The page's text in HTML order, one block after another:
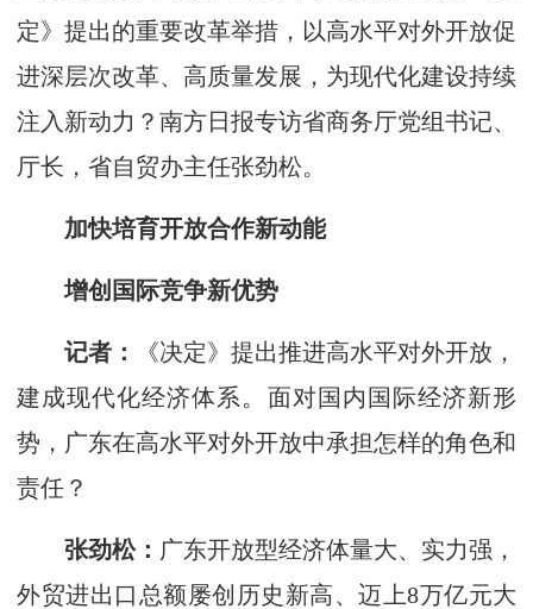
定》提出的重要改革举措，以高水平对外开放促
进深层次改革、高质量发展，为现代化建设持续
注入新动力？南方日报专访省商务厅党组书记、
厅长，省自贸办主任张劲松。
加快培育开放合作新动能
增创国际竞争新优势
记者：
《决定》提出推进高水平对外开放，
建成现代化经济体系。面对国内国际经济新形
势，广东在高水平对外开放中承担怎样的角色和
责任？
张劲松： 广东开放型经济体量大、实力强，
外贸进出口总额屡创历史新高、迈上8万亿元大